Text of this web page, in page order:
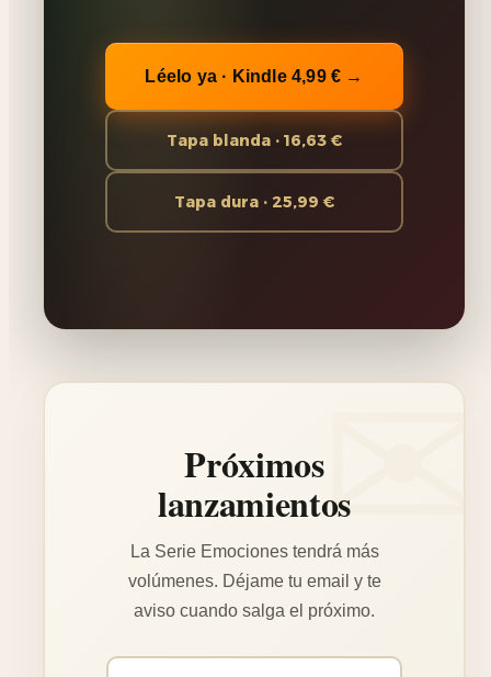
Léelo ya · Kindle 4,99 € →
Tapa blanda · 16,63 €
Tapa dura · 25,99 €
Próximos
lanzamientos
La Serie Emociones tendrá más
volúmenes. Déjame tu email y te
aviso cuando salga el próximo.